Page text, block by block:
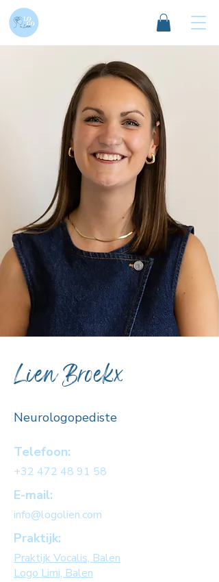
Lien Broekx
Neurologopediste
Telefoon:
+32 472 48 91 58
E-mail:
info@logolien.com
Praktijk:
Praktijk Vocalis, Balen
Logo Limi, Balen